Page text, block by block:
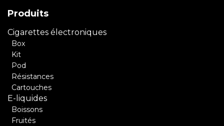
Produits
Cigarettes électroniques
Box
Kit
Pod
Résistances
Cartouches
E-liquides
Boissons
Fruités